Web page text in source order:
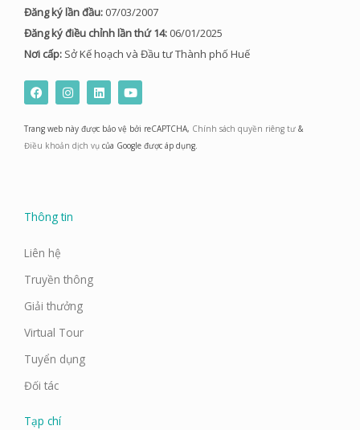
Đăng ký lần đầu: 07/03/2007
Đăng ký điều chỉnh lần thứ 14: 06/01/2025
Nơi cấp: Sở Kế hoạch và Đầu tư Thành phố Huế
F
a
c
b
o
I
n
s
a
g
L
i
n
k
e
d
Y
o
u
t
u
b
Trang web này được bảo vệ bởi reCAPTCHA, Chính sách quyền riêng tư &
Điều khoản dịch vụ của Google được áp dụng.
Thông tin
Liên hệ
Truyền thông
Giải thưởng
Virtual Tour
Tuyển dụng
Đối tác
Tạp chí